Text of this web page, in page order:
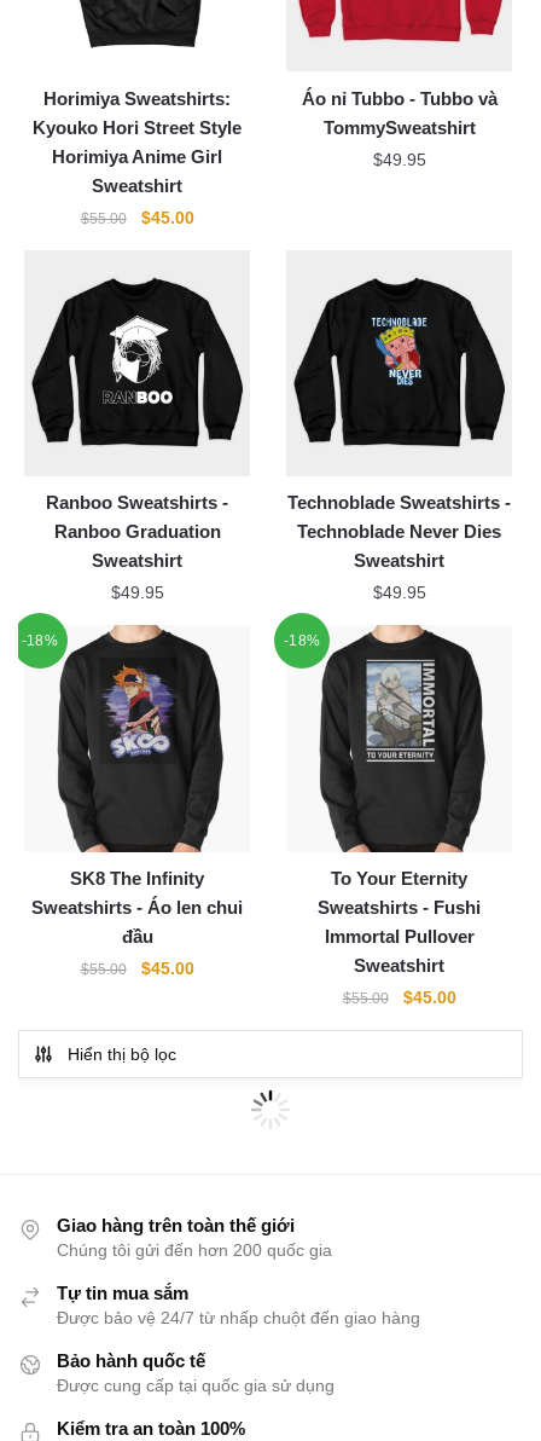
Horimiya Sweatshirts:
Kyouko Hori Street Style
Horimiya Anime Girl
Sweatshirt
$55.00
Original
$55.00.
$45.00Current
$45.00.
Áo nỉ Tubbo - Tubbo và
TommySweatshirt
$49.95
Ranboo Sweatshirts -
Ranboo Graduation
Sweatshirt
$49.95
Technoblade Sweatshirts -
Technoblade Never Dies
Sweatshirt
$49.95
-18%
SK8 The Infinity
Sweatshirts - Áo len chui
đầu
$55.00
Original
$55.00.
$45.00Current
-18%
To Your Eternity
Sweatshirts - Fushi
Immortal Pullover
Sweatshirt
$55.00
Original
$55.00.
$45.00Current
$45.00.
Hiển thị bộ lọc
Giao hàng trên toàn thế giới
Chúng tôi gửi đến hơn 200 quốc gia
Tự tin mua sắm
Được bảo vệ 24/7 từ nhấp chuột đến giao hàng
Bảo hành quốc tế
Được cung cấp tại quốc gia sử dụng
Kiểm tra an toàn 100%